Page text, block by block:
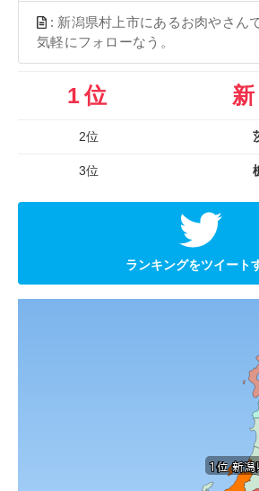
: 新潟県村上市にあるお肉やさん
気軽にフォローなう。
1位
2位
3位
ランキングをツイート
1位 新潟
1位 新潟